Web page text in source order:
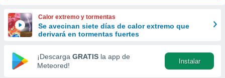
y
forma
digital
basada
Calor extremo y tormentas
Se avecinan siete días de calor extremo que
derivará en tormentas fuertes
¡Descarga GRATIS la app de
Meteored!
Instalar